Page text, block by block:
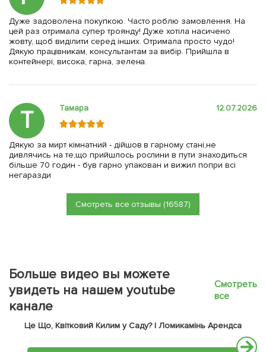
Дуже задоволена покупкою. Часто роблю замовлення. На
цей раз отримала супер троянду! Дуже хотіла насичено
жовту, щоб виділити серед інших. Отримала просто чудо!
Дякую працівникам, консультантам за вибір. Прийшла в
контейнері, висока, гарна, зелена.
Т Тамара 12.07.2026
Дякую за мирт кімнатний - дійшов в гарному стані,не
дивлячись на те,що прийшлось рослини в пути знаходиться
більше 70 годин - був гарно упакован и вижил попри всі
негаразди
Смотреть все отзывы (16587)
Больше видео вы можете
увидеть на нашем youtube
канале
Смотреть
все
Це Що, Квітковий Килим у Саду? | Ломикамінь Арендса